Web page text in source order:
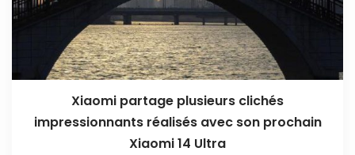
Xiaomi partage plusieurs clichés
impressionnants réalisés avec son prochain
Xiaomi 14 Ultra